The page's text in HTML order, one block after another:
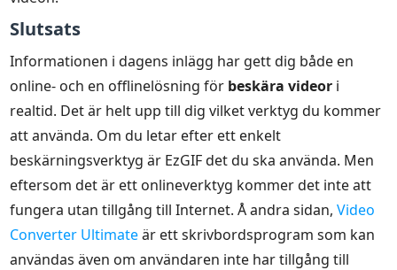
Slutsats
Informationen i dagens inlägg har gett dig både en
online- och en offlinelösning för beskära videor i
realtid. Det är helt upp till dig vilket verktyg du kommer
att använda. Om du letar efter ett enkelt
beskärningsverktyg är EzGIF det du ska använda. Men
eftersom det är ett onlineverktyg kommer det inte att
fungera utan tillgång till Internet. Å andra sidan,Video
Converter Ultimateär ett skrivbordsprogram som kan
användas även om användaren inte har tillgång till